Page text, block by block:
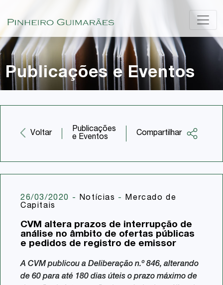
Publicações e Eventos
Voltar
Publicações
e Eventos
Compartilhar
Twitter
Share
26/03/2020 - Notícias - Mercado de
Capitais
CVM altera prazos de interrupção de
análise no âmbito de ofertas públicas
e pedidos de registro de emissor
A CVM publicou a Deliberação n.º 846, alterando
de 60 para até 180 dias úteis o prazo máximo de